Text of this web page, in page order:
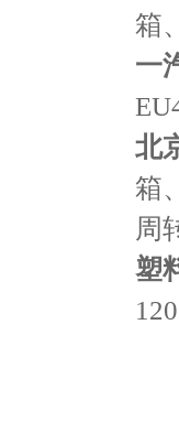
箱
一
北
箱
周
塑